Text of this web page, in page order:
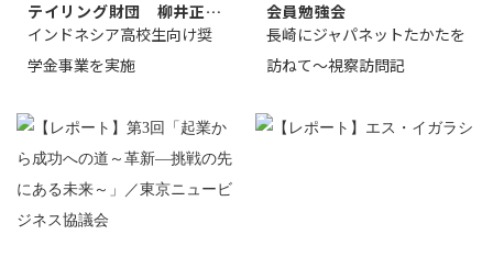
テイリング財団 柳井正
理事長
インドネシア高校生向け奨
学金事業を実施
会員勉強会
長崎にジャパネットたかたを
訪ねて～視察訪問記